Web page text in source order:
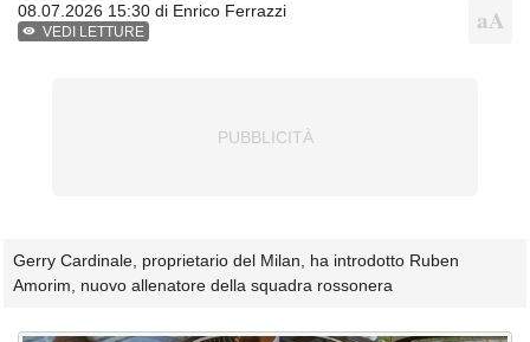
08.07.2026 15:30 di Enrico Ferrazzi
VEDI LETTURE
Gerry Cardinale, proprietario del Milan, ha introdotto Ruben
Amorim, nuovo allenatore della squadra rossonera